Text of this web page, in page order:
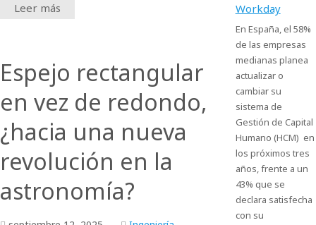
Leer más
Espejo rectangular
en vez de redondo,
¿hacia una nueva
revolución en la
astronomía?
Workday
En España, el 58%
de las empresas
medianas planea
actualizar o
cambiar su
sistema de
Gestión de Capital
Humano (HCM) en
los próximos tres
años, frente a un
43% que se
declara satisfecha
con su